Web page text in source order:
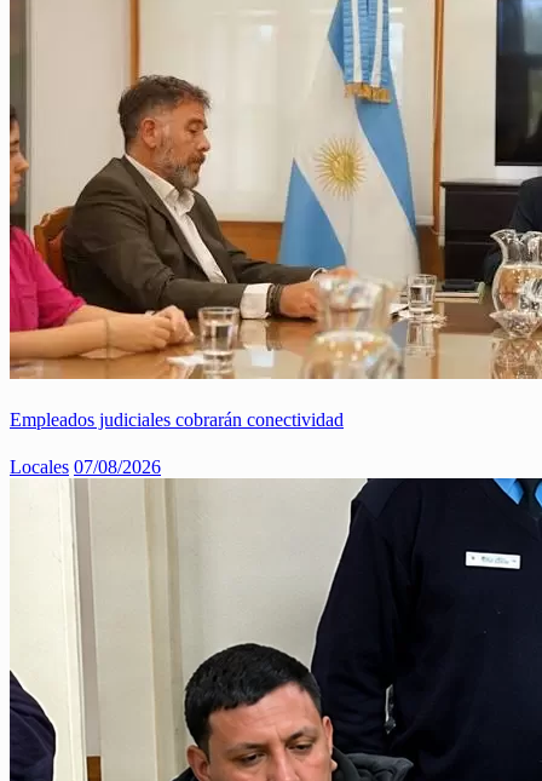
Empleados judiciales cobrarán conectividad
Locales 07/08/2026